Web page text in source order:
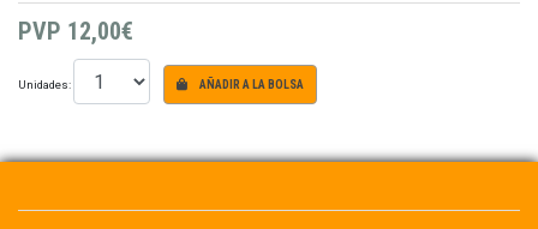
PVP 12,00€
Unidades: AÑADIR A LA BOLSA